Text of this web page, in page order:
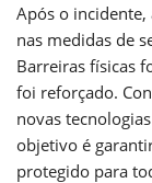
Após o
nas medidas de
Barreiras físicas
foi reforçado.
novas
objetivo é
protegido para